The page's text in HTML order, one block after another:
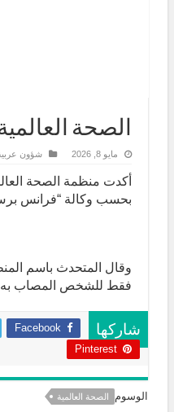
الصحة
مايو 8, 2026 شؤون
أكدت منظمة الصحة
بحسب وكالة “فرانس
وقال المتحدث باسم
فقط للشخص المصاب به.
شاركها Facebook
Pinterest
الوسوم الصحة العالمية